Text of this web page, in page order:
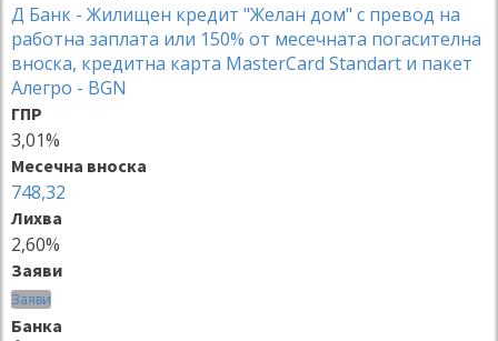
Д Банк - Жилищен кредит "Желан дом" с превод на
работна заплата или 150% от месечната погасителна
вноска, кредитна карта MasterCard Standart и пакет
Алегро - BGN
ГПР
3,01%
Месечна вноска
748,32
Лихва
2,60%
Заяви
Заяви
Банка